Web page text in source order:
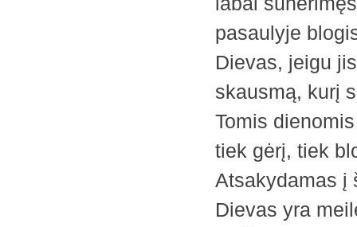
pasaulyje
Dievas, jeigu
skausmą, kurį
Tomis
tiek gėrį, tiek
Atsakydamas į
Dievas yra